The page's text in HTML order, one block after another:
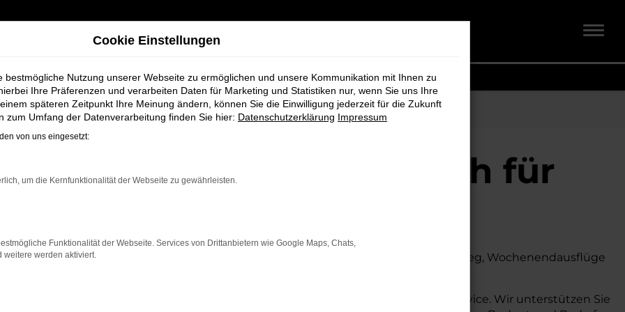
bei Schmidt + Koch für
ein zuverlässiges und modernes Fahrzeug suchen. Ob für den täglichen Arbeitsweg, Wochenendausflüge
und modernes Design, das sowohl in der Stadt als auch auf dem Land glänzt.
einer breiten Auswahl an VW Fahrzeugen auch umfassende Beratung und Service. Wir unterstützen Sie
Cookie Einstellungen
bestmögliche Nutzung unserer Webseite zu ermöglichen und unsere Kommunikation mit Ihnen zu
Ihre Präferenzen und verarbeiten Daten für Marketing und Statistiken nur, wenn Sie uns Ihre
späteren Zeitpunkt Ihre Meinung ändern, können Sie die Einwilligung jederzeit für die Zukunft
zum Umfang der Datenverarbeitung finden Sie hier: Datenschutzerklärung Impressum
von uns eingesetzt:
um die Kernfunktionalität der Webseite zu gewährleisten.
Funktionalität der Webseite. Services von Drittanbietern wie Google Maps, Chats,
weitere werden aktiviert.